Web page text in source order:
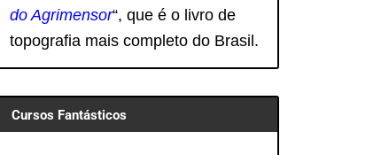
do Agrimensor“, que é o livro de
topografia mais completo do Brasil.
Cursos Fantásticos